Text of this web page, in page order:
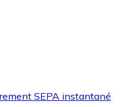
SEPA instantané